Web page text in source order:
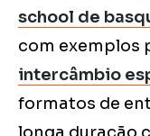
school de
com exemplos
intercâmbio
formatos de